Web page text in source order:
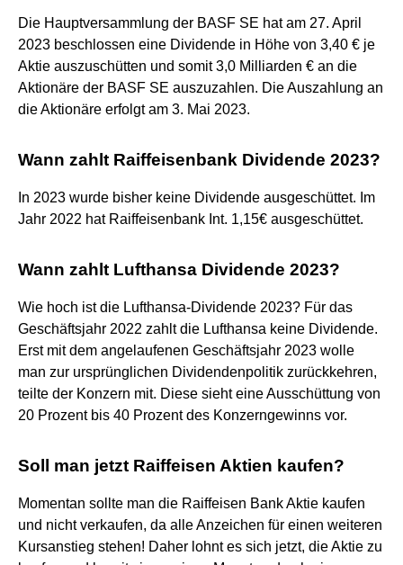
Die Hauptversammlung der BASF SE hat am 27. April
2023 beschlossen eine Dividende in Höhe von 3,40 € je
Aktie auszuschütten und somit 3,0 Milliarden € an die
Aktionäre der BASF SE auszuzahlen. Die Auszahlung an
die Aktionäre erfolgt am 3. Mai 2023.
Wann zahlt Raiffeisenbank Dividende 2023?
In 2023 wurde bisher keine Dividende ausgeschüttet. Im
Jahr 2022 hat Raiffeisenbank Int. 1,15€ ausgeschüttet.
Wann zahlt Lufthansa Dividende 2023?
Wie hoch ist die Lufthansa-Dividende 2023? Für das
Geschäftsjahr 2022 zahlt die Lufthansa keine Dividende.
Erst mit dem angelaufenen Geschäftsjahr 2023 wolle
man zur ursprünglichen Dividendenpolitik zurückkehren,
teilte der Konzern mit. Diese sieht eine Ausschüttung von
20 Prozent bis 40 Prozent des Konzerngewinns vor.
Soll man jetzt Raiffeisen Aktien kaufen?
Momentan sollte man die Raiffeisen Bank Aktie kaufen
und nicht verkaufen, da alle Anzeichen für einen weiteren
Kursanstieg stehen! Daher lohnt es sich jetzt, die Aktie zu